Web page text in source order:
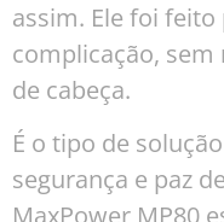
assim. Ele foi
complicação,
de cabeça.
É o tipo de
segurança e paz